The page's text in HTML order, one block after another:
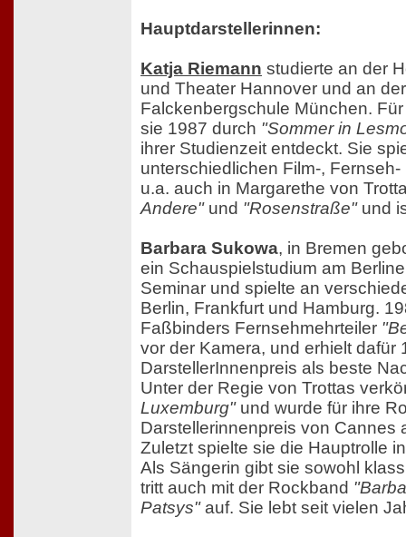
Hauptdarstellerinnen:
Katja Riemann studierte an der
und Theater Hannover und an
Falckenbergschule München.
sie 1987 durch "Sommer in
ihrer Studienzeit entdeckt. Sie
unterschiedlichen Film-,
u.a. auch in Margarethe von
Andere"und "Rosenstraße"und
Barbara Sukowa, in Bremen
ein Schauspielstudium am
Seminar und spielte an
Berlin, Frankfurt und Hamburg.
Faßbinders Fernsehmehrteiler
vor der Kamera, und erhielt dafür
DarstellerInnenpreis als beste
Unter der Regie von Trottas
Luxemburg"und wurde für ihre
Darstellerinnenpreis von Cannes
Zuletzt spielte sie die Hauptrolle
Als Sängerin gibt sie sowohl
tritt auch mit der Rockband
Patsys"auf. Sie lebt seit vielen